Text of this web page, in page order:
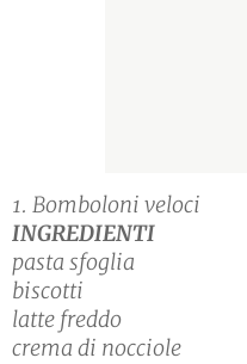
1. Bomboloni veloci
INGREDIENTI
pasta sfoglia
biscotti
latte freddo
crema di nocciole